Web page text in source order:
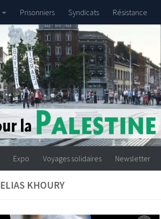
Prisonniers Syndicats Résistance
Expo Voyages solidaires Newsletter
ELIAS KHOURY